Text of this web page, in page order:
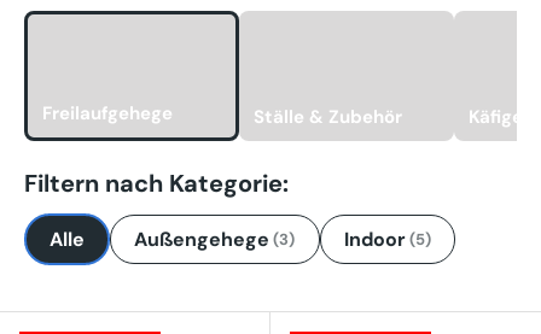
Freilaufgehege Ställe & Zubehör Käfige
Filtern nach Kategorie:
Alle Außengehege (3) Indoor(5)